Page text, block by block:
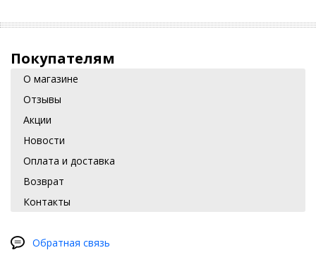
Покупателям
О магазине
Отзывы
Акции
Новости
Оплата и доставка
Возврат
Контакты
Обратная связь